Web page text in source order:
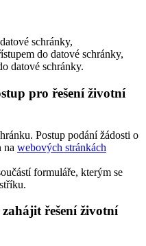
schránky,
do datové schránky,
datové schránky.
pro řešení životní
Postup podání žádosti o
na webových stránkách
formuláře, kterým se
řešení životní